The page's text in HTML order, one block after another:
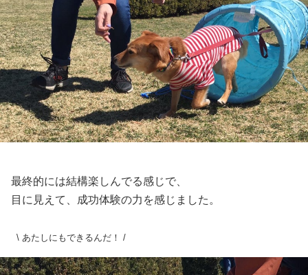
最終的には結構楽しんでる感じで、
目に見えて、成功体験の力を感じました。
\ あたしにもできるんだ！ /